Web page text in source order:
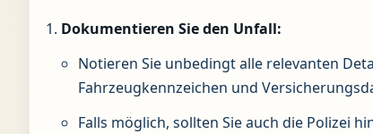
Dokumentieren Sie den Unfall:
Notieren Sie unbedingt alle relevanten
Fahrzeugkennzeichen und
Falls möglich, sollten Sie auch die Polizei